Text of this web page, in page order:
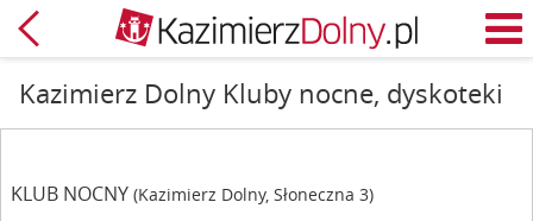
Zpět
Kazimierz Dolny Kluby nocne, dyskoteki
KLUB NOCNY (Kazimierz Dolny, Słoneczna 3)